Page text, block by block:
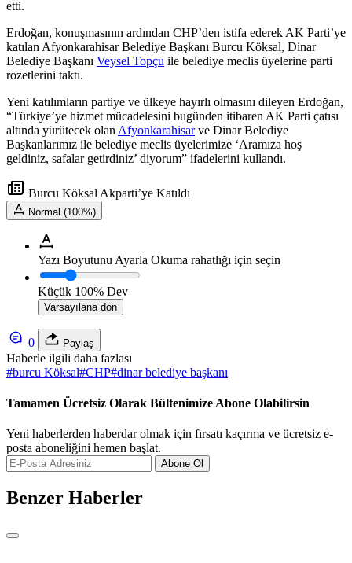
etti.
Erdoğan, konuşmasının ardından CHP’den istifa ederek AK Parti’ye
katılan Afyonkarahisar Belediye Başkanı Burcu Köksal, Dinar
Belediye Başkanı Veysel Topçu ile belediye meclis üyelerine parti
rozetlerini taktı.
Yeni katılımların partiye ve ülkeye hayırlı olmasını dileyen Erdoğan,
“Türkiye’ye hizmet mücadelesini bugünden itibaren AK Parti çatısı
altında yürütecek olan Afyonkarahisarve Dinar Belediye
Başkanlarımız ile belediye meclis üyelerimize ‘Aramıza hoş
geldiniz, safalar getirdiniz’ diyorum” ifadelerini kullandı.
Burcu Köksal Akparti’ye Katıldı
Normal (100%)
Yazı Boyutunu Ayarla Okuma rahatlığı için seçin
Küçük 100% Dev
Varsayılana dön
0 Paylaş
Haberle ilgili daha fazlası
#burcu Köksal#CHP#dinar belediye başkanı
Tamamen Ücretsiz Olarak Bültenimize Abone Olabilirsin
Yeni haberlerden haberdar olmak için fırsatı kaçırma ve ücretsiz e-
posta aboneliğini hemen başlat.
Abone Ol
Benzer Haberler